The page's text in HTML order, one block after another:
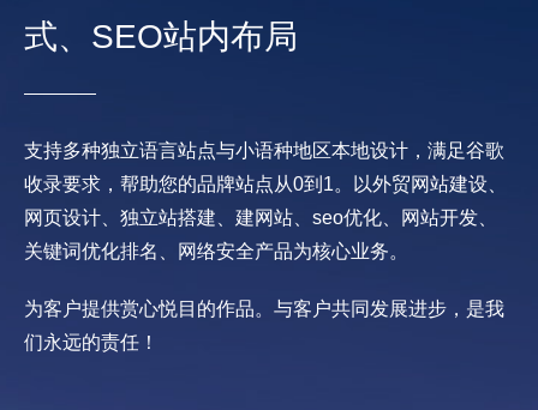
式、SEO站内布局
支持多种独立语言站点与小语种地区本地设计，满足谷歌
收录要求，帮助您的品牌站点从0到1。以外贸网站建设、
网页设计、独立站搭建、建网站、seo优化、网站开发、
关键词优化排名、网络安全产品为核心业务。
为客户提供赏心悦目的作品。与客户共同发展进步，是我
们永远的责任！